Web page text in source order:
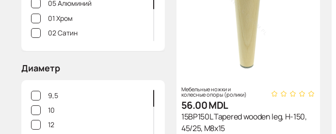
05 Алюминий
01 Хром
02 Сатин
06 Шлифованная сталь
10M Белый матовый
Диаметр
9,5
10
12
Мебельные ножки и
колесные опоры (ролики)
56.00MDL
15BP150L Tapered wooden leg, H-150,
45/25, M8x15